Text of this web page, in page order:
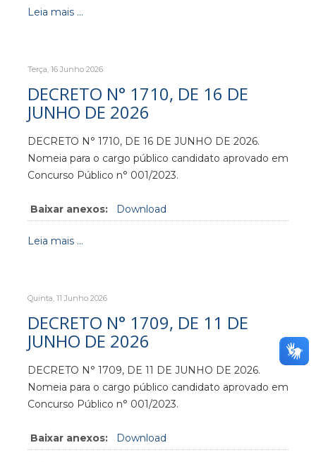
Leia mais ...
Terça, 16 Junho 2026
DECRETO N° 1710, DE 16 DE
JUNHO DE 2026
DECRETO N° 1710, DE 16 DE JUNHO DE 2026.
Nomeia para o cargo público candidato aprovado em
Concurso Público n° 001/2023.
Baixar anexos: Download
Leia mais ...
Quinta, 11 Junho 2026
DECRETO N° 1709, DE 11 DE
JUNHO DE 2026
DECRETO N° 1709, DE 11 DE JUNHO DE 2026.
Nomeia para o cargo público candidato aprovado em
Concurso Público n° 001/2023.
Baixar anexos: Download